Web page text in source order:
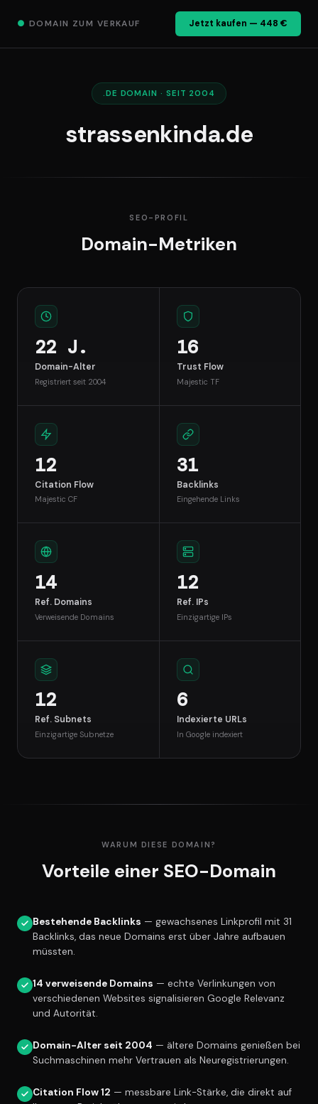
● DOMAIN ZUM VERKAUF Jetzt kaufen — 448 €
.DE DOMAIN · SEIT 2004
strassenkinda.de
SEO-PROFIL
Domain-Metriken
22 J.
Domain-Alter
Registriert seit 2004
16
Trust Flow
Majestic TF
12
Citation Flow
Majestic CF
31
Backlinks
Eingehende Links
14
Ref. Domains
Verweisende Domains
12
Ref. IPs
Einzigartige IPs
12
Ref. Subnets
Einzigartige Subnetze
6
Indexierte URLs
In Google indexiert
WARUM DIESE DOMAIN?
Vorteile einer SEO-Domain
Bestehende Backlinks — gewachsenes Linkprofil mit 31
Backlinks, das neue Domains erst über Jahre aufbauen
müssten.
14 verweisende Domains — echte Verlinkungen von
verschiedenen Websites signalisieren Google Relevanz
und Autorität.
Domain-Alter seit 2004 — ältere Domains genießen bei
Suchmaschinen mehr Vertrauen als Neuregistrierungen.
Citation Flow 12 — messbare Link-Stärke, die direkt auf